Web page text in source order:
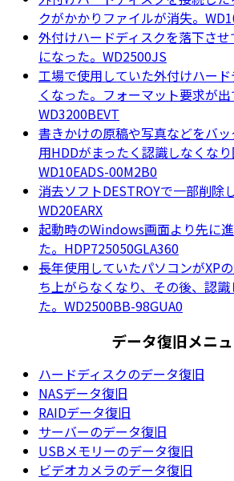
クがかかりファイルが消失。
外付けハードディスクを落下さ
になった。WD2500JS
工場で使用していた外付けハー
くなった。フォーマット要求が出
WD3200BEVT
書きかけの原稿や写真などをバ
用HDDがまったく認識しなくなり
WD10EADS-00M2B0
消去ソフトDESTROYで一部削除
WD20EARX
起動時のWindows画面より先に
た。HDP725050GLA360
長年使用していたパソコンがXP
ち上がらなくなり、その後、認
た。WD2500BB-98GUA0
データ復旧メニ
ハードディスクのデータ復旧
NASデータ復旧
RAIDデータ復旧
サーバーのデータ復旧
USBメモリーのデータ復旧
ビデオカメラのデータ復旧